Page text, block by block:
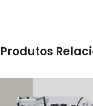
Produtos